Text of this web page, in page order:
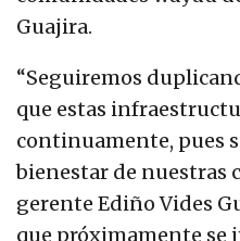
Guajira.
“Seguiremos
que estas
continuamente, pues
bienestar de nuestras
gerente Ediño Vides
que próximamente se